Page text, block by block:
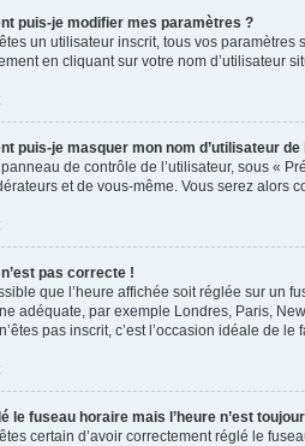
puis-je modifier mes paramètres ?
un utilisateur inscrit, tous vos
en cliquant sur votre nom d’utilisateur
puis-je masquer mon nom d’utilisateur
de contrôle de l’utilisateur, sous «
et de vous-même. Vous serez alors
n’est pas correcte !
que l’heure affichée soit réglée sur un
adéquate, par exemple Londres, Paris,
pas inscrit, c’est l’occasion idéale de le
le fuseau horaire mais l’heure n’est
certain d’avoir correctement réglé le